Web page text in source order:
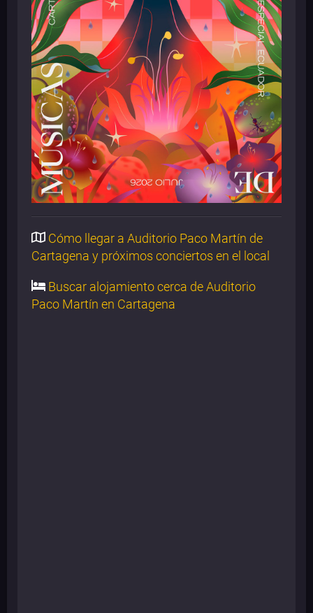
Cómo llegar a Auditorio Paco Martín de
Cartagena y próximos conciertos en el local
Buscar alojamiento cerca de Auditorio
Paco Martín en Cartagena